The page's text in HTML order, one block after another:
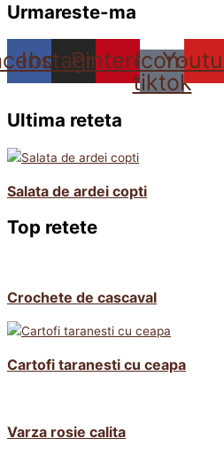
Urmareste-ma
Instagram
Pinterest
Icon-
tiktok
Ultima reteta
Salata de ardei copti
Top retete
Crochete de cascaval
Cartofi taranesti cu ceapa
Varza rosie calita